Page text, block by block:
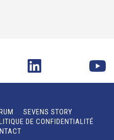
SEVENS STORY
DE CONFIDENTIALITÉ